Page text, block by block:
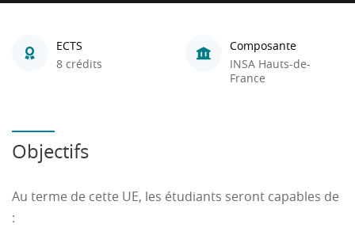
ECTS
8 crédits
Composante
INSA Hauts-de-
France
Objectifs
Au terme de cette UE, les étudiants seront capables de
: